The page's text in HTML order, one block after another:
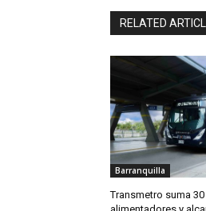
RELATED
Barranquilla
Transmetro suma